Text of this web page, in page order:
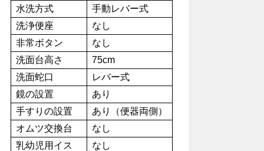
水洗方式
手動レバー式
洗浄便座
なし
非常ボタン
なし
洗面台高さ
75cm
洗面蛇口
レバー式
鏡の設置
あり
手すりの設置
あり（便器両側）
オムツ交換台
なし
乳幼児用イス
なし